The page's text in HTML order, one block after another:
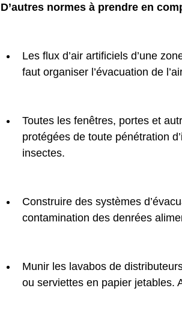
D’autres normes à prendre en
Les flux d’air artificiels d’une
faut organiser l’évacuation de
Toutes les fenêtres, portes et
protégées de toute pénétration
insectes.
Construire des systèmes
contamination des denrées
Munir les lavabos de
ou serviettes en papier jetables.